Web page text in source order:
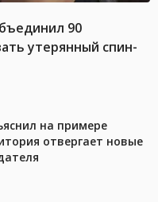
90
утерянный спин-
на примере
отвергает новые